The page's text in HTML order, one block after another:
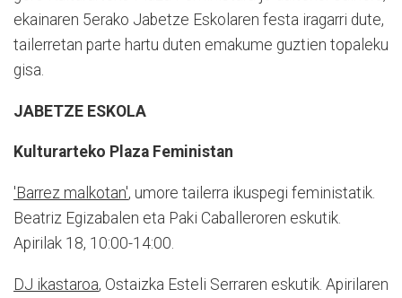
ekainaren 5erako Ja­betze Eskolaren festa iragarri dute,
tailerretan parte hartu duten emakume guztien topaleku
gisa.
JABETZE ESKOLA
Kulturarteko Plaza Feministan
'Barrez malkotan', umore tailerra ikuspegi feministatik.
Beatriz Egizabalen eta Paki Caballeroren eskutik.
Apirilak 18, 10:00-14:00.
DJ ikastaroa, Ostaizka Esteli Serraren eskutik. Apirilaren